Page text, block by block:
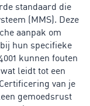
standaard die
(MMS). Deze
aanpak om
hun specifieke
kunnen fouten
leidt tot een
van je
gemoedsrust